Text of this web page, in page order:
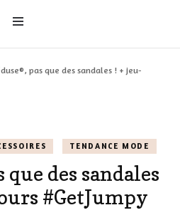
pas que des sandales ! + jeu-
TENDANCE MODE
que des sandales
#GetJumpy